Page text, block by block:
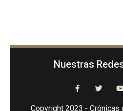
Nuestras
Copyright 2023 - Crónicas